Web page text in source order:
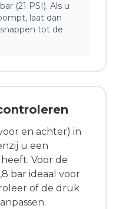
(21 PSI). Als u
laat dan
tot de
en achter) in
u een
Voor de
bar ideaal voor
of de druk